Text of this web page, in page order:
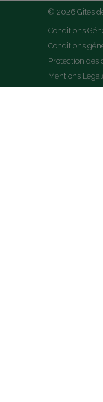
© 2026 Gîtes
Conditions
Conditions
Protection des
Mentions